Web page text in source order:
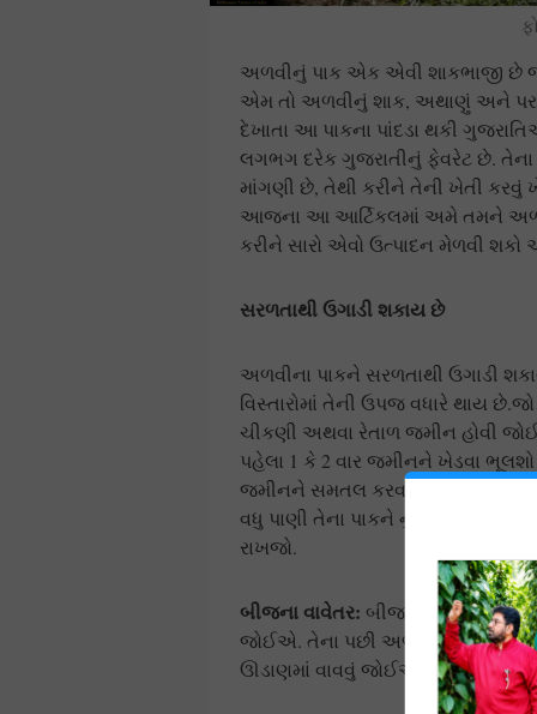
અળવીનું પાક એક એવી શાકભાજી છે
એમ તો અળવીનું શાક, અથાણું અને
દેખાતા આ પાકના પાંદડા થકી
લગભગ દરેક ગુજરાતીનું ફેવરેટ છે. તેના
માંગણી છે, તેથી કરીને તેની ખેતી કરવું
આજના આ આર્ટિકલમાં અમે તમને
કરીને સારો એવો ઉત્પાદન મેળવી શકો
સરળતાથી ઉગાડી શકાય છે
અળવીના પાકને સરળતાથી ઉગાડી
વિસ્તારોમાં તેની ઉપજ વધારે થાય
ચીકણી અથવા રેતાળ જમીન હોવી
પહેલા 1 કે 2 વાર જમીનને ખેડવા ભૂલશો
જમીનને સમતલ કરવાનો રહેશે,
વધુ પાણી તેના પાકને નુકસાન પહોંચી
રાખજો.
બીજના વાવેતર: બીજના વાવેતર માટે
જોઈએ. તેના પછી અળવીને કંદોને 60
ઊડાણમાં વાવવું જોઈએ. વાવેતર પછી